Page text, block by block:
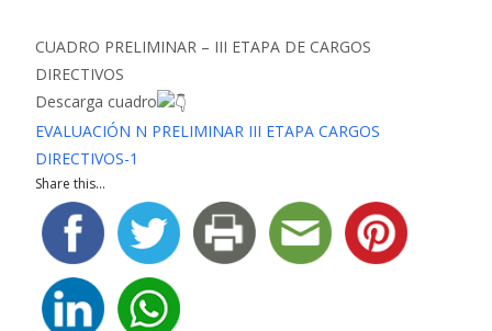
CUADRO PRELIMINAR – III ETAPA DE CARGOS
DIRECTIVOS
Descarga cuadro
EVALUACIÓN N PRELIMINAR III ETAPA CARGOS
DIRECTIVOS-1
Share this...